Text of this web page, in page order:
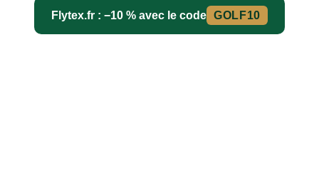
Flytex.fr : −10 % avec le code GOLF10